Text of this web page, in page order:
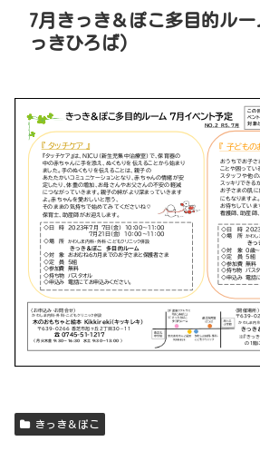
7月きっき＆ぽこ多目的ル
っきひろば)
きっき＆ぽこ